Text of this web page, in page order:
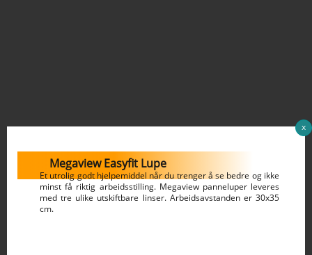
Megaview Easyfit Lupe
Et utrolig godt hjelpemiddel når du trenger å se bedre og ikke
minst få riktig arbeidsstilling. Megaview panneluper leveres
med tre ulike utskiftbare linser. Arbeidsavstanden er 30x35
cm.
x